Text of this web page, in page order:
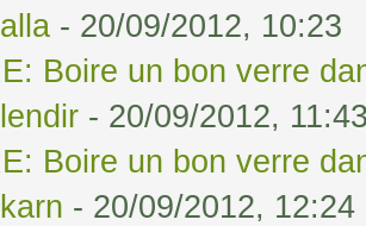
- 20/09/2012, 10:23
Boire un bon verre
- 20/09/2012,
Boire un bon verre
- 20/09/2012, 12:24